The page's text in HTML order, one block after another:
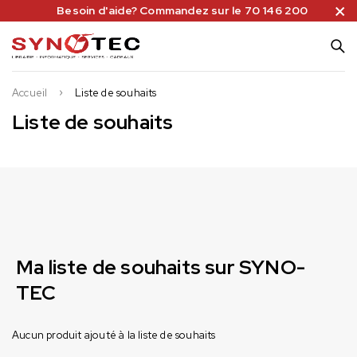
Besoin d'aide? Commandez sur le 70 146 200
Liste de souhaits
Accueil Liste de souhaits
Ma liste de souhaits sur SYNO-
TEC
Aucun produit ajouté à la liste de souhaits